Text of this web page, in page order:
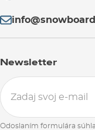
Newsletter
Odoslaním formulára